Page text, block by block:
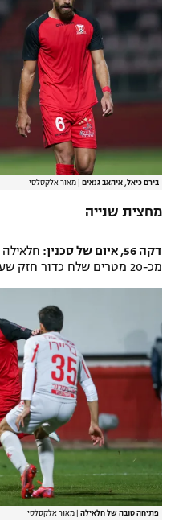
בירם כיאל, איהאב גנאים מאור אלקסלסי
מחצית שנייה
דקה 56, איום של סכנין:
מכ-20 מטרים שלח כדור חזק שעלה מעל המסגרת.
פתיחה טובה של חלאילה מאור אלקסלסי